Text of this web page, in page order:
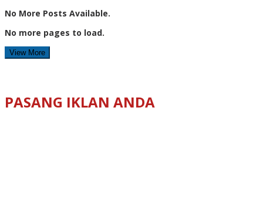
No More Posts Available.
No more pages to load.
View More
PASANG IKLAN ANDA